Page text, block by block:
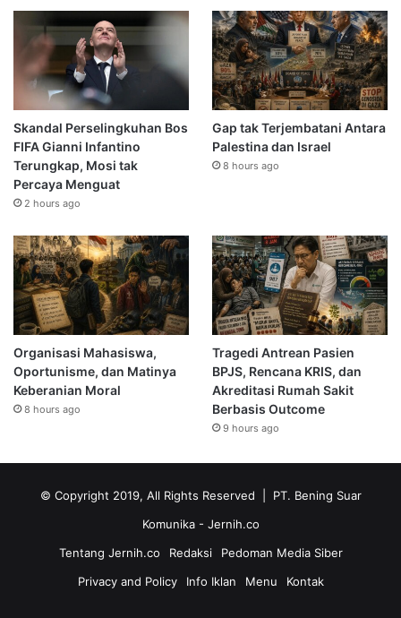
Skandal Perselingkuhan Bos
FIFA Gianni Infantino
Terungkap, Mosi tak
Percaya Menguat
2 hours ago
Gap tak Terjembatani Antara
Palestina dan Israel
8 hours ago
Organisasi Mahasiswa,
Oportunisme, dan Matinya
Keberanian Moral
8 hours ago
Tragedi Antrean Pasien
BPJS, Rencana KRIS, dan
Akreditasi Rumah Sakit
Berbasis Outcome
9 hours ago
© Copyright 2019, All Rights Reserved | PT. Bening Suar
Komunika - Jernih.co
Tentang Jernih.co
Redaksi
Pedoman Media Siber
Privacy and Policy
Info Iklan Menu Kontak